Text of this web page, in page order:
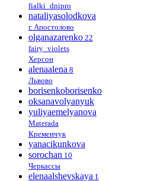
fialki_dnipro
nataliyasolodkova
г. Апостолово
olganazarenko 22
fairy_violets
Херсон
alenaalena 8
Львово
borisenkoborisenko
oksanavolyanyuk
yuliyaemelyanova
Materada
Кременчук
yanacikunkova
sorochan 10
Черкассы
elenaalshevskaya 1